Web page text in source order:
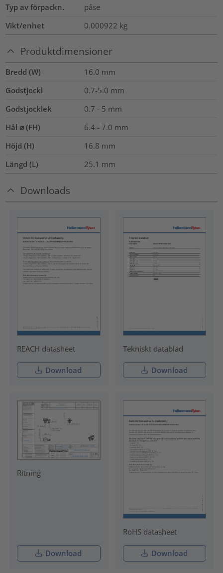
Typ av förpackn.
påse
Vikt/enhet
0.000922 kg
Produktdimensioner
Bredd (W) 16.0 mm
Godstjockl
0.7-5.0 mm
Godstjocklek
0.7 - 5 mm
Hål ⌀ (FH)
6.4 - 7.0 mm
Höjd (H)
16.8 mm
Längd (L)
25.1 mm
Downloads
REACH datasheet
Download
Tekniskt datablad
Download
Ritning
Download
RoHS datasheet
Download